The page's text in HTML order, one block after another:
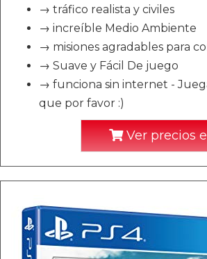
→ tráfico realista y civiles
→ increíble Medio Ambiente
→ misiones agradables para
→ Suave y Fácil De juego
→ funciona sin internet -
que por favor :)
Ver precios